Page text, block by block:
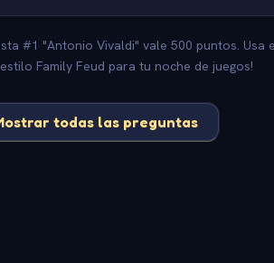
#1 "Antonio Vivaldi" vale 500 puntos. Usa
Family Feud para tu noche de juegos!
todas las preguntas